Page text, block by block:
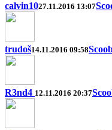
calvin1027.11.2016 13:07
trudoš14.11.2016 09:58
R3nd4 12.11.2016 20:37